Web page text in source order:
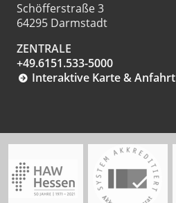
Schöfferstraße 3
64295 Darmstadt
ZENTRALE
+49.6151.533-5000
Interaktive Karte & Anfahrt